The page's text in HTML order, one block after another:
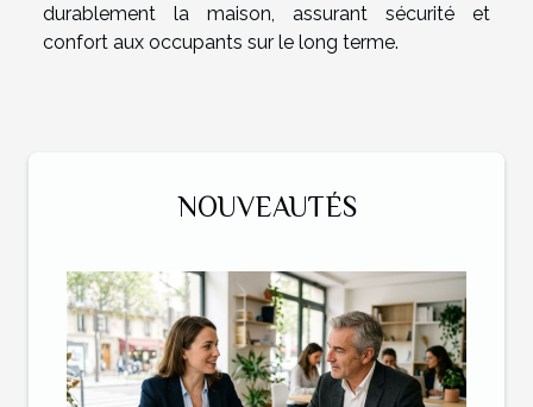
durablement la maison, assurant sécurité et
confort aux occupants sur le long terme.
NOUVEAUTÉS